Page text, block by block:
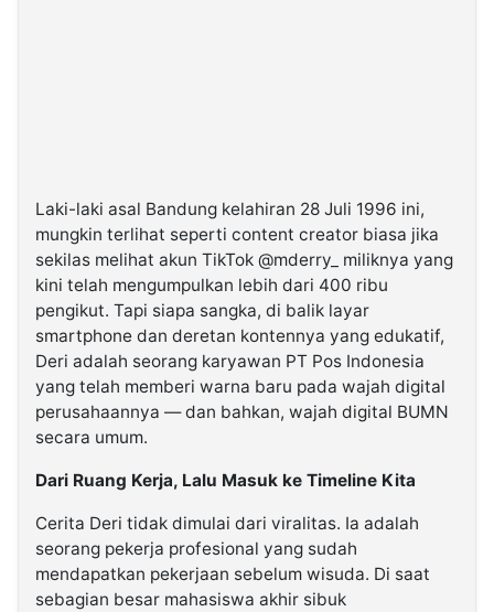
Laki-laki asal Bandung kelahiran 28 Juli 1996 ini,
mungkin terlihat seperti content creator biasa jika
sekilas melihat akun TikTok @mderry_ miliknya yang
kini telah mengumpulkan lebih dari 400 ribu
pengikut. Tapi siapa sangka, di balik layar
smartphone dan deretan kontennya yang edukatif,
Deri adalah seorang karyawan PT Pos Indonesia
yang telah memberi warna baru pada wajah digital
perusahaannya — dan bahkan, wajah digital BUMN
secara umum.
Dari Ruang Kerja, Lalu Masuk ke Timeline Kita
Cerita Deri tidak dimulai dari viralitas. Ia adalah
seorang pekerja profesional yang sudah
mendapatkan pekerjaan sebelum wisuda. Di saat
sebagian besar mahasiswa akhir sibuk